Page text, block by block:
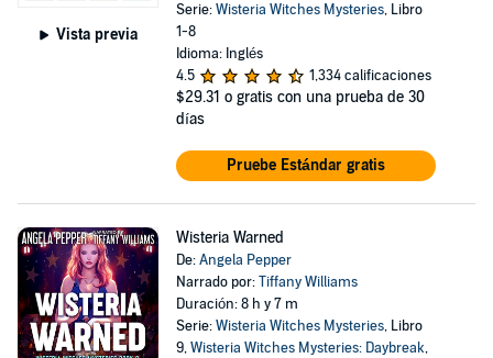
Vista previa
Serie:Wisteria Witches Mysteries, Libro
1-8
Idioma: Inglés
4.5
1,334 calificaciones
$29.31 o gratis con una prueba de 30
días
Pruebe Estándar gratis
Wisteria Warned
De:Angela Pepper
Narrado por:Tiffany Williams
Duración: 8 h y 7 m
Serie:Wisteria Witches Mysteries, Libro
9,Wisteria Witches Mysteries: Daybreak,